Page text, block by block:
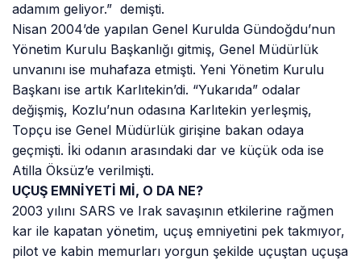
adamım geliyor.” demişti.
Nisan 2004’de yapılan Genel Kurulda Gündoğdu’nun
Yönetim Kurulu Başkanlığı gitmiş, Genel Müdürlük
unvanını ise muhafaza etmişti. Yeni Yönetim Kurulu
Başkanı ise artık Karlıtekin’di. “Yukarıda” odalar
değişmiş, Kozlu’nun odasına Karlıtekin yerleşmiş,
Topçu ise Genel Müdürlük girişine bakan odaya
geçmişti. İki odanın arasındaki dar ve küçük oda ise
Atilla Öksüz’e verilmişti.
UÇUŞ EMNİYETİ Mİ, O DA NE?
2003 yılını SARS ve Irak savaşının etkilerine rağmen
kar ile kapatan yönetim, uçuş emniyetini pek takmıyor,
pilot ve kabin memurları yorgun şekilde uçuştan uçuşa